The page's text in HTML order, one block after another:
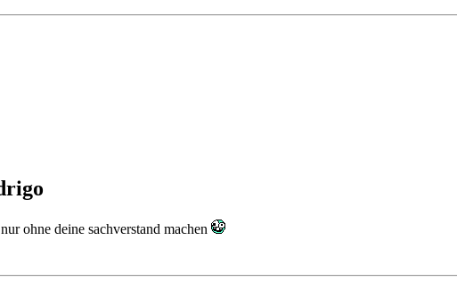
ohne deine sachverstand machen